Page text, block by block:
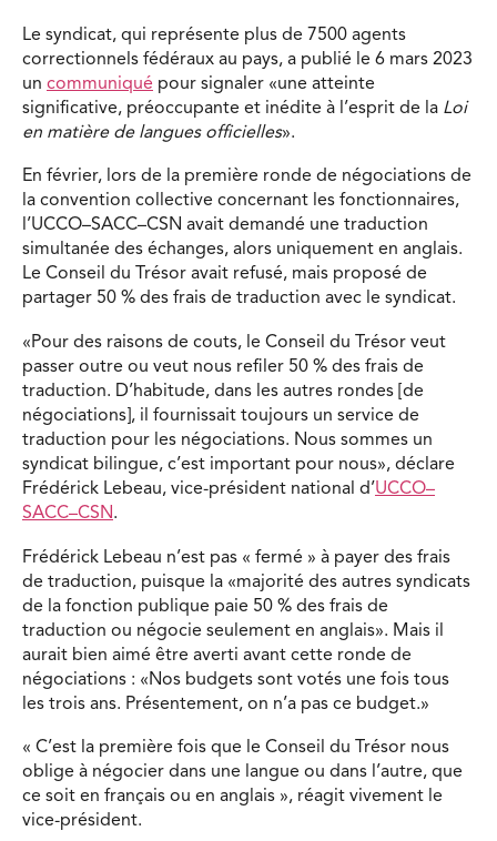
Le syndicat, qui représente plus de 7500 agents
correctionnels fédéraux au pays, a publié le 6 mars 2023
un communiqué pour signaler «une atteinte
significative, préoccupante et inédite à l’esprit de la Loi
en matière de langues officielles».
En février, lors de la première ronde de négociations de
la convention collective concernant les fonctionnaires,
l’UCCO–SACC–CSN avait demandé une traduction
simultanée des échanges, alors uniquement en anglais.
Le Conseil du Trésor avait refusé, mais proposé de
partager 50 % des frais de traduction avec le syndicat.
«Pour des raisons de couts, le Conseil du Trésor veut
passer outre ou veut nous refiler 50 % des frais de
traduction. D’habitude, dans les autres rondes [de
négociations], il fournissait toujours un service de
traduction pour les négociations. Nous sommes un
syndicat bilingue, c’est important pour nous», déclare
Frédérick Lebeau, vice-président national d’UCCO–
SACC–CSN.
Frédérick Lebeau n’est pas « fermé » à payer des frais
de traduction, puisque la «majorité des autres syndicats
de la fonction publique paie 50 % des frais de
traduction ou négocie seulement en anglais». Mais il
aurait bien aimé être averti avant cette ronde de
négociations : «Nos budgets sont votés une fois tous
les trois ans. Présentement, on n’a pas ce budget.»
« C’est la première fois que le Conseil du Trésor nous
oblige à négocier dans une langue ou dans l’autre, que
ce soit en français ou en anglais », réagit vivement le
vice-président.